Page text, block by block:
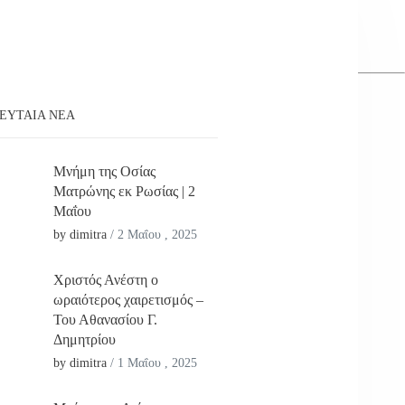
ΝΕΑ
Μνήμη της Οσίας
Ματρώνης εκ Ρωσίας | 2
Μαΐου
by dimitra / 2 Μαΐου , 2025
Χριστός Ανέστη ο
ωραιότερος χαιρετισμός –
Του Αθανασίου Γ.
Δημητρίου
by dimitra / 1 Μαΐου , 2025